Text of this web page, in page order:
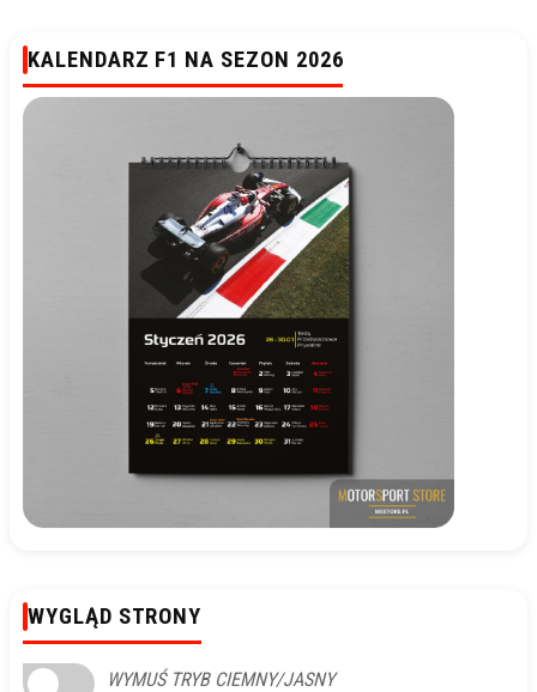
KALENDARZ F1 NA SEZON 2026
WYGLĄD STRONY
WYMUŚ TRYB CIEMNY/JASNY